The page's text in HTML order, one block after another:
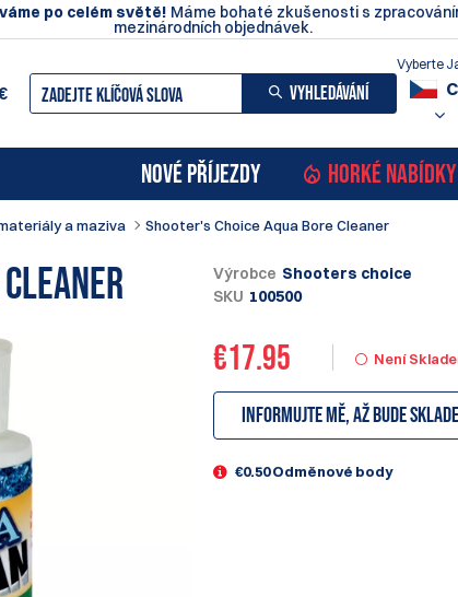
po celém světě! Máme bohaté zkušenosti s
mezinárodních objednávek.
VYHLEDÁVÁNÍ
Vyberte
NOVÉ PŘÍJEZDY HORKÉ NABÍDKY
a maziva Shooter's Choice Aqua Bore Cleaner
Výrobce Shooters choice
SKU 100500
€17.95 Není
Informujte mě, až bude
€0.50 Odměnové body